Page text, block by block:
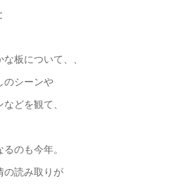
板について、、
のシーンや
どを観て、
のも今年。
の読み取りが